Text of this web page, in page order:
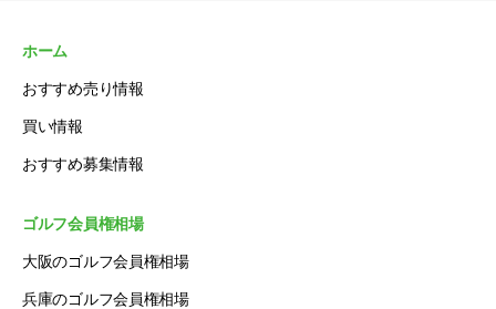
ホーム
おすすめ売り情報
買い情報
おすすめ募集情報
ゴルフ会員権相場
大阪のゴルフ会員権相場
兵庫のゴルフ会員権相場